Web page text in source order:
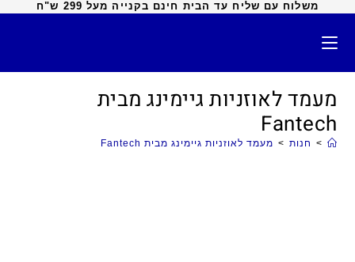
משלוח עם שליח עד הבית חינם בקנייה מעל 299 ש"ח
מעמד לאוזניות גיימינג מבית
Fantech
> חנות > מעמד לאוזניות גיימינג מבית Fantech